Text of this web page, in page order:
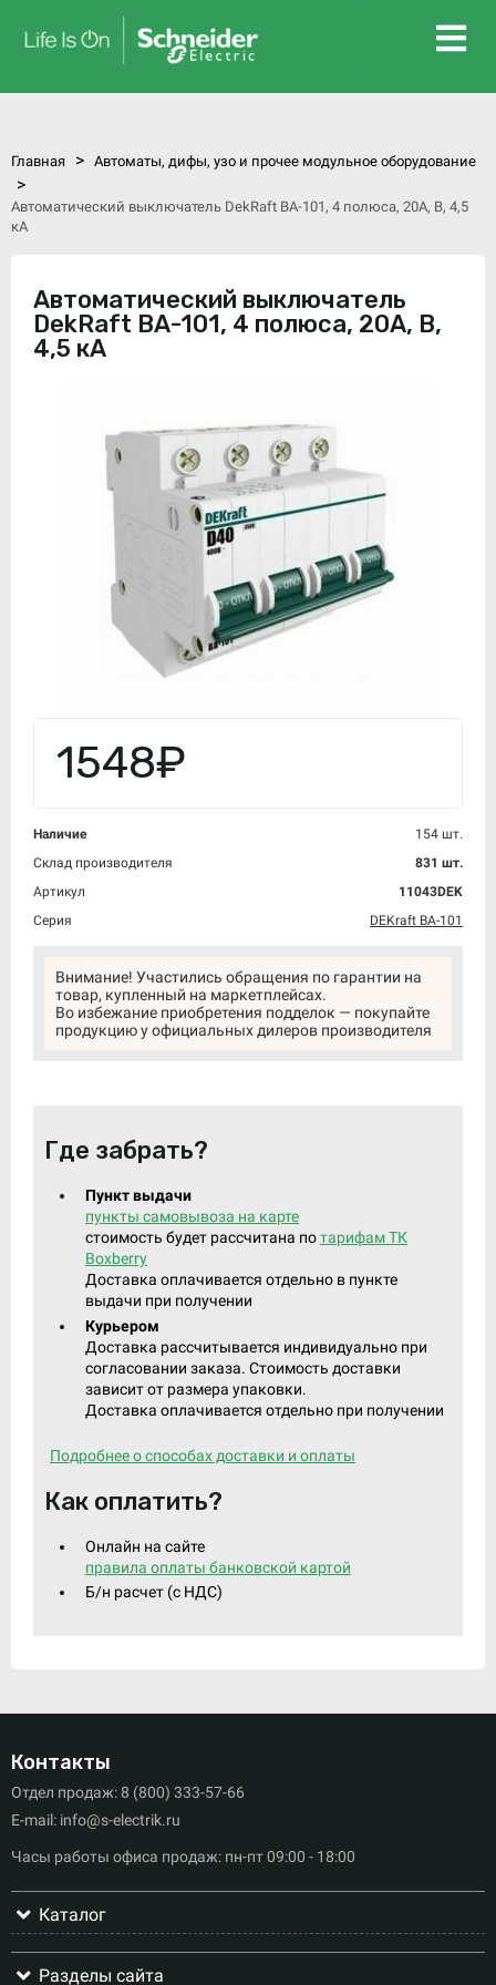
Главная > Автоматы, дифы, узо и прочее модульное оборудование
>
Автоматический выключатель DekRaft ВА-101, 4 полюса, 20А, В, 4,5
кА
Автоматический выключатель
DekRaft ВА-101, 4 полюса, 20А, В,
4,5 кА
1548₽
Наличие
154 шт.
Склад производителя
831 шт.
Артикул
11043DEK
Серия
DEKraft ВА-101
Внимание! Участились обращения по гарантии на
товар, купленный на маркетплейсах.
Во избежание приобретения подделок — покупайте
продукцию у официальных дилеров производителя
Где забрать?
Пункт выдачи
пункты самовывоза на карте
стоимость будет рассчитана потарифам ТК
Boxberry
Доставка оплачивается отдельно в пункте
выдачи при получении
Курьером
Доставка рассчитывается индивидуально при
согласовании заказа. Стоимость доставки
зависит от размера упаковки.
Доставка оплачивается отдельно при получении
Подробнее о способах доставки и оплаты
Как оплатить?
Онлайн на сайте
правила оплаты банковской картой
Б/н расчет (c НДС)
Контакты
Отдел продаж: 8 (800) 333-57-66
E-mail: info@s-electrik.ru
Часы работы офиса продаж: пн-пт 09:00 - 18:00
Каталог
Разделы сайта